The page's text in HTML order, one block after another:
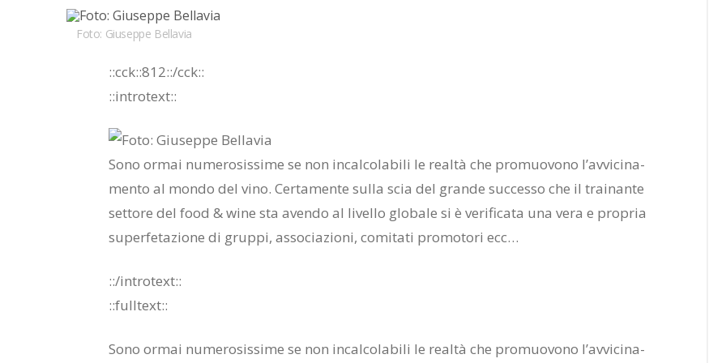
Foto: Giuseppe Bellavia
::cck::812::/​cck::
::in­tro­text::
Sono or­mai nu­me­ro­sis­si­me se non in­cal­co­la­bi­li le real­tà che pro­muo­vo­no l’av­vi­ci­na­
men­to al mon­do del vino. Cer­ta­men­te sul­la scia del gran­de suc­ces­so che il trai­nan­te
set­to­re del food & wine sta aven­do al li­vel­lo glo­ba­le si è ve­ri­fi­ca­ta una vera e pro­pria
su­per­fe­ta­zio­ne di grup­pi, as­so­cia­zio­ni, co­mi­ta­ti pro­mo­to­ri ecc…
::/in­tro­text::
::full­text::
Sono or­mai nu­me­ro­sis­si­me se non in­cal­co­la­bi­li le real­tà che pro­muo­vo­no l’av­vi­ci­na­